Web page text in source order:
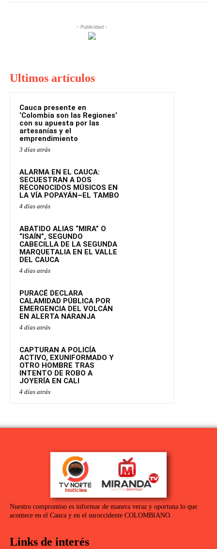
- Publicidad -
Ultimos artículos
Cauca presente en
‘Colombia son las Regiones’
con su apuesta por las
artesanías y el
emprendimiento
3 días atrás
ALARMA EN EL CAUCA:
SECUESTRAN A DOS
RECONOCIDOS MÚSICOS EN
LA VÍA POPAYÁN–EL TAMBO
4 días atrás
ABATIDO ALIAS “MIRA” O
“ISAÍN”, SEGUNDO
CABECILLA DE LA SEGUNDA
MARQUETALIA EN EL VALLE
DEL CAUCA
4 días atrás
PURACÉ DECLARA
CALAMIDAD PÚBLICA POR
EMERGENCIA DEL VOLCÁN
EN ALERTA NARANJA
4 días atrás
CAPTURAN A POLICÍA
ACTIVO, EXUNIFORMADO Y
OTRO HOMBRE TRAS
INTENTO DE ROBO A
JOYERÍA EN CALI
4 días atrás
Nuestro compromiso es informar de manera veraz y oportuna lo que
acontece en el Cauca y en el suroccidente COLOMBIANO.
Links de interés